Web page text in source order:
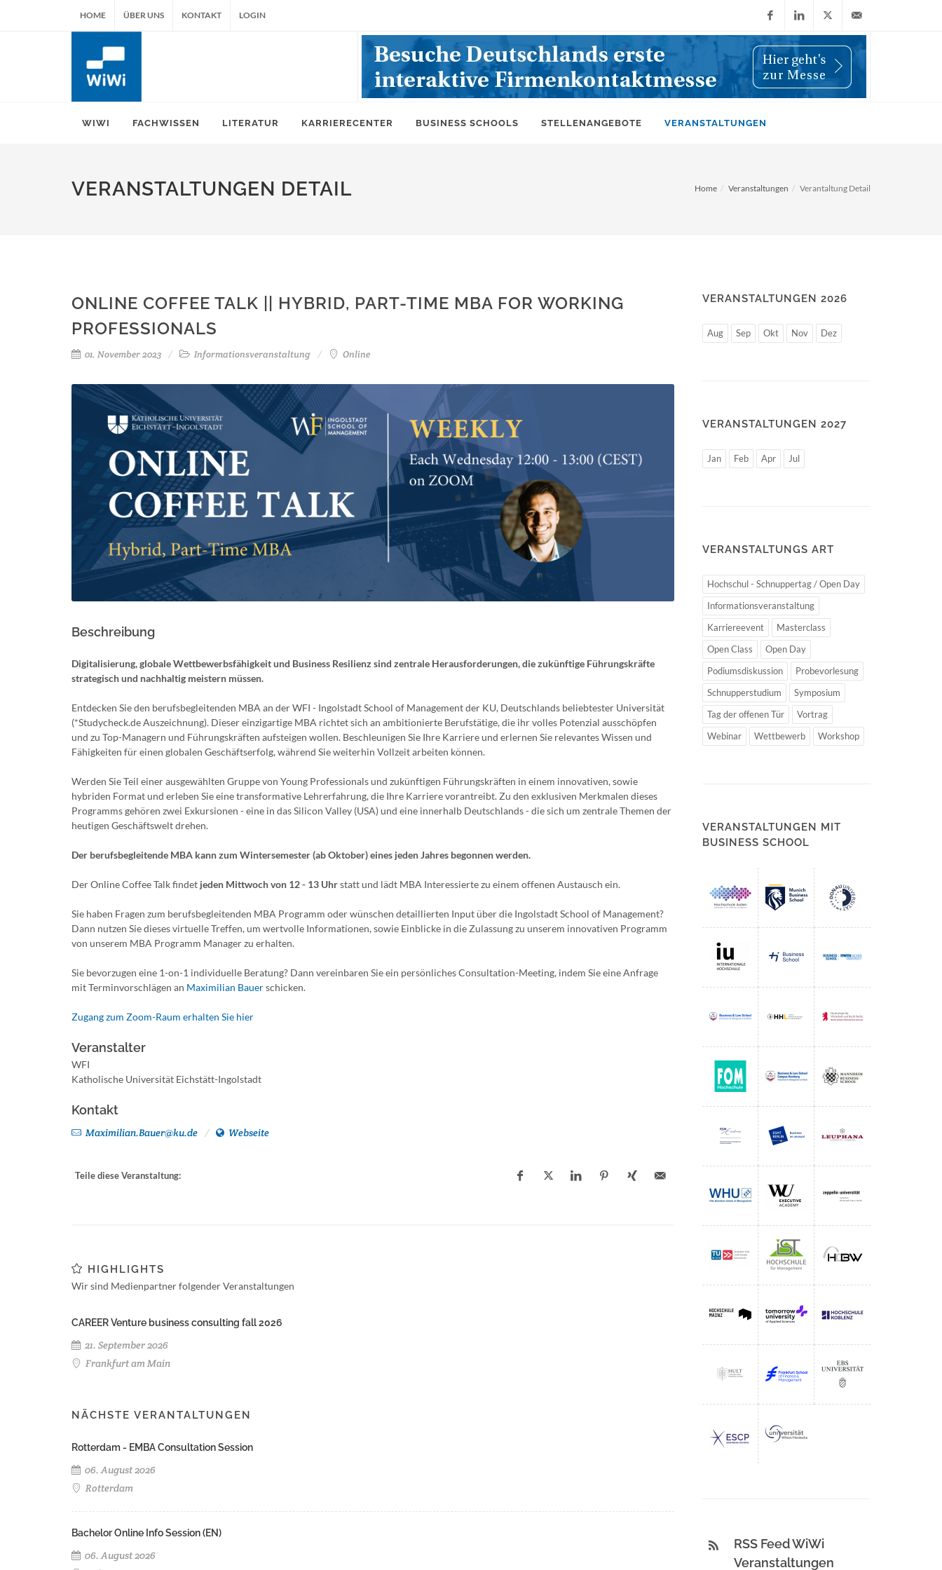
HOME ÜBER UNS KONTAKT LOGIN
FacebookLinkedIn
X
(Twitter)
info@wiwi-
WIWI FACHWISSEN LITERATUR KARRIERECENTER BUSINESS SCHOOLS STELLENANGEBOTE VERANSTALTUNGEN
VERANSTALTUNGEN DETAIL Home Veranstaltungen Verantaltung Detail
ONLINE COFFEE TALK || HYBRID, PART-TIME MBA FOR WORKING
PROFESSIONALS
01. November 2023 Informationsveranstaltung Online
Beschreibung
Digitalisierung, globale Wettbewerbsfähigkeit und Business Resilienz sind zentrale Herausforderungen, die zukünftige Führungskräfte
strategisch und nachhaltig meistern müssen.
Entdecken Sie den berufsbegleitenden MBA an der WFI - Ingolstadt School of Management der KU, Deutschlands beliebtester Universität
(*Studycheck.de Auszeichnung). Dieser einzigartige MBA richtet sich an ambitionierte Berufstätige, die ihr volles Potenzial ausschöpfen
und zu Top-Managern und Führungskräften aufsteigen wollen. Beschleunigen Sie Ihre Karriere und erlernen Sie relevantes Wissen und
Fähigkeiten für einen globalen Geschäftserfolg, während Sie weiterhin Vollzeit arbeiten können.
Werden Sie Teil einer ausgewählten Gruppe von Young Professionals und zukünftigen Führungskräften in einem innovativen, sowie
hybriden Format und erleben Sie eine transformative Lehrerfahrung, die Ihre Karriere vorantreibt. Zu den exklusiven Merkmalen dieses
Programms gehören zwei Exkursionen - eine in das Silicon Valley (USA) und eine innerhalb Deutschlands - die sich um zentrale Themen der
heutigen Geschäftswelt drehen.
Der berufsbegleitende MBA kann zum Wintersemester (ab Oktober) eines jeden Jahres begonnen werden.
Der Online Coffee Talk findet jeden Mittwoch von 12 - 13 Uhrstatt und lädt MBA Interessierte zu einem offenen Austausch ein.
Sie haben Fragen zum berufsbegleitenden MBA Programm oder wünschen detaillierten Input über die Ingolstadt School of Management?
Dann nutzen Sie dieses virtuelle Treffen, um wertvolle Informationen, sowie Einblicke in die Zulassung zu unserem innovativen Programm
von unserem MBA Programm Manager zu erhalten.
Sie bevorzugen eine 1-on-1 individuelle Beratung? Dann vereinbaren Sie ein persönliches Consultation-Meeting, indem Sie eine Anfrage
mit Terminvorschlägen an Maximilian Bauerschicken.
Zugang zum Zoom-Raum erhalten Sie hier
Veranstalter
WFI
Katholische Universität Eichstätt-Ingolstadt
Kontakt
Maximilian.Bauer@ku.de Webseite
Teile diese Veranstaltung:
HIGHLIGHTS
Wir sind Medienpartner folgender Veranstaltungen
CAREER Venture business consulting fall 2026
21. September 2026
Frankfurt am Main
NÄCHSTE VERANTALTUNGEN
Rotterdam - EMBA Consultation Session
06. August 2026
Rotterdam
Bachelor Online Info Session (EN)
06. August 2026
VERANSTALTUNGEN 2026
Aug Sep Okt Nov Dez
VERANSTALTUNGEN 2027
Jan Feb Apr Jul
VERANSTALTUNGS ART
Hochschul - Schnuppertag / Open Day
Informationsveranstaltung
Karriereevent
Masterclass
Open Class
Open Day
Podiumsdiskussion
Probevorlesung
Schnupperstudium
Symposium
Tag der offenen Tür
Vortrag
Webinar
Wettbewerb Workshop
VERANSTALTUNGEN MIT
BUSINESS SCHOOL
RSS Feed WiWi
Veranstaltungen